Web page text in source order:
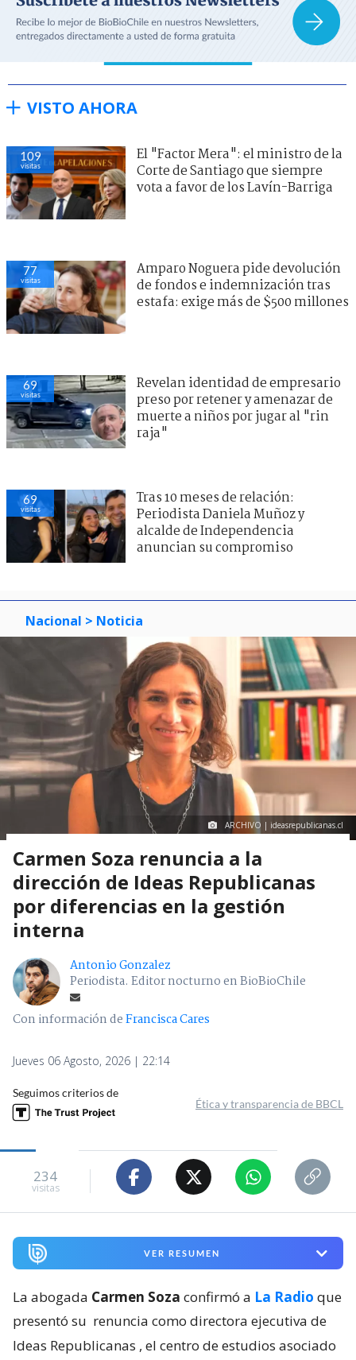
VISTO AHORA
109
visitas
El "Factor Mera": el ministro de la
Corte de Santiago que siempre
vota a favor de los Lavín-Barriga
77
visitas
Amparo Noguera pide devolución
de fondos e indemnización tras
estafa: exige más de $500 millones
69
visitas
Revelan identidad de empresario
preso por retener y amenazar de
muerte a niños por jugar al "rin
raja"
69
visitas
Tras 10 meses de relación:
Periodista Daniela Muñoz y
alcalde de Independencia
anuncian su compromiso
Nacional > Noticia
ARCHIVO | ideasrepublicanas.cl
Carmen Soza renuncia a la
dirección de Ideas Republicanas
por diferencias en la gestión
interna
Antonio Gonzalez
Periodista. Editor nocturno en BioBioChile
Con información deFrancisca Cares
Jueves 06 Agosto, 2026 | 22:14
Seguimos criterios de
Ética y transparencia de BBCL
234
visitas
VER RESUMEN
La abogada Carmen Soza confirmó a La Radio que
presentó su renuncia como directora ejecutiva de
Ideas Republicanas , el centro de estudios asociado